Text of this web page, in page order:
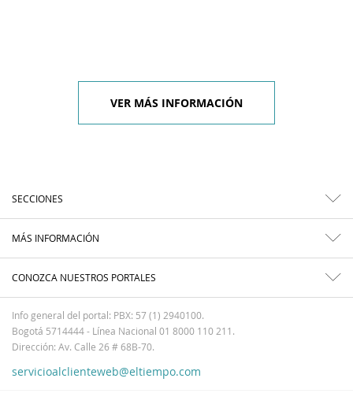
VER MÁS INFORMACIÓN
SECCIONES
MÁS INFORMACIÓN
CONOZCA NUESTROS PORTALES
Info general del portal: PBX: 57 (1) 2940100.
Bogotá 5714444 - Línea Nacional 01 8000 110 211.
Dirección: Av. Calle 26 # 68B-70.
servicioalclienteweb@eltiempo.com